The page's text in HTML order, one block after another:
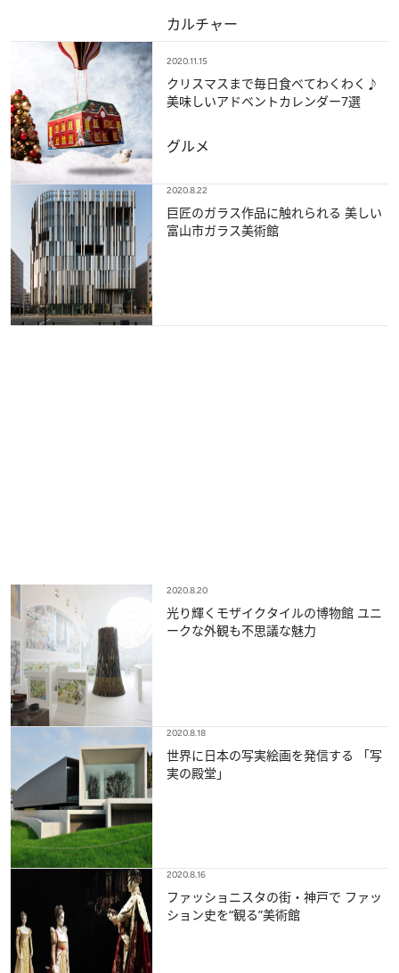
カルチャー
2020.11.15
クリスマスまで毎日食べてわくわく♪
美味しいアドベントカレンダー7選
グルメ
2020.8.22
巨匠のガラス作品に触れられる 美しい
富山市ガラス美術館
2020.8.20
光り輝くモザイクタイルの博物館 ユニ
ークな外観も不思議な魅力
2020.8.18
世界に日本の写実絵画を発信する 「写
実の殿堂」
2020.8.16
ファッショニスタの街・神戸で ファッ
ション史を“観る”美術館